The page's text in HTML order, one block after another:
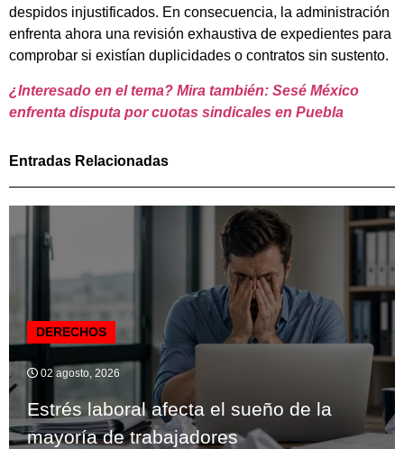
despidos injustificados. En consecuencia, la administración
enfrenta ahora una revisión exhaustiva de expedientes para
comprobar si existían duplicidades o contratos sin sustento.
¿Interesado en el tema? Mira también: Sesé México
enfrenta disputa por cuotas sindicales en Puebla
Entradas Relacionadas
DERECHOS
02 agosto, 2026
Estrés laboral afecta el sueño de la
mayoría de trabajadores